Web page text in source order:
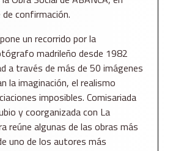
confirmación.
un recorrido por la
madrileño desde 1982
a través de más de 50 imágenes
la imaginación, el realismo
imposibles. Comisariada
y coorganizada con La
reúne algunas de las obras más
uno de los autores más